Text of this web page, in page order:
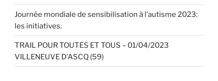
Journée mondiale de sensibilisation à l’autisme 2023:
les initiatives.
TRAIL POUR TOUTES ET TOUS – 01/04/2023
VILLENEUVE D’ASCQ (59)